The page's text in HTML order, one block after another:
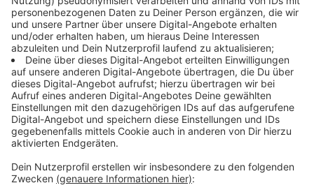
ein Ferienpass, der kostet wie immer 10 Euro.
Interessierte können sich unter
ferienspiele@stadt-witten.de oder telefonisch
unter 02302-581-5353 melden.
Veröffentlicht:Mittwoch, 22.01.2025 17:53
Anzeige